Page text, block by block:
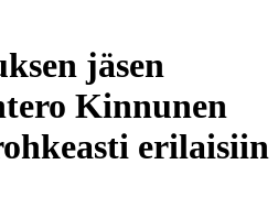
jäsen
Kinnunen
erilaisiin